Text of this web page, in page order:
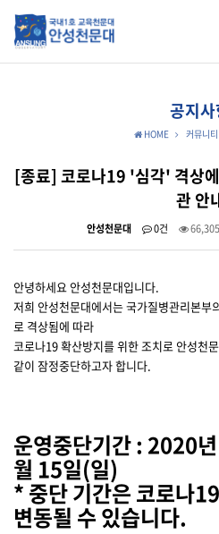
공지
HOME 커뮤니티
[종료] 코로나19 '심각' 격상
관 안
안성천문대 0건
안녕하세요 안성천문대입니다.
저희 안성천문대에서는 국가질병관리본
로 격상됨에 따라
코로나19 확산방지를 위한 조치로 안성천
같이 잠정중단하고자 합니다.
운영중단기간 : 2020
월 15일(일)
* 중단 기간은 코로나
변동될 수 있습니다.